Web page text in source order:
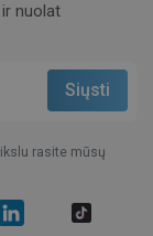
nuolat
rasite mūsų